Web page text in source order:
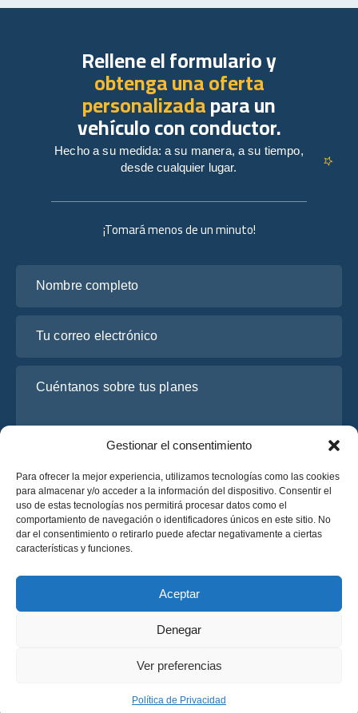
Gestionar el consentimiento
Para ofrecer la mejor experiencia, utilizamos tecnologías como las cookies
para almacenar y/o acceder a la información del dispositivo. Consentir el
uso de estas tecnologías nos permitirá procesar datos como el
comportamiento de navegación o identificadores únicos en este sitio. No
dar el consentimiento o retirarlo puede afectar negativamente a ciertas
características y funciones.
Aceptar
Denegar
Ver preferencias
Política de Privacidad
© 2025 OsaBus © Todos los derechos reservados.
¡Tomará menos de un minuto!
He leído y acepto laPolítica de Privacidadde OsaBus.
Solicite un presupuesto
Solicite un presupuesto
Rellene el formulario y
obtenga una oferta
personalizadapara un
vehículo con conductor.
Hecho a su medida: a su manera, a su tiempo,
desde cualquier lugar.